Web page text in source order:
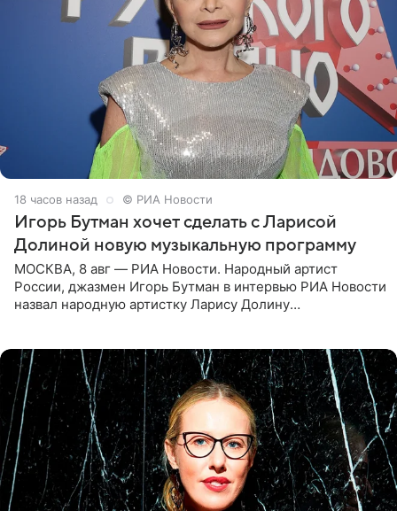
18 часов назад © РИА Новости
Игорь Бутман хочет сделать с Ларисой
Долиной новую музыкальную программу
МОСКВА, 8 авг — РИА Новости. Народный артист
России, джазмен Игорь Бутман в интервью РИА Новости
назвал народную артистку Ларису Долину